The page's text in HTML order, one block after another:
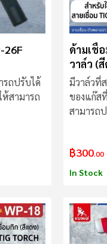
26F
รถปรับได้
ห้สามารถ
ด้ามเชื่
วาล์ว (
มีวาล์วที่
ของแก๊ส
สามารถ
฿300.00
In Stock